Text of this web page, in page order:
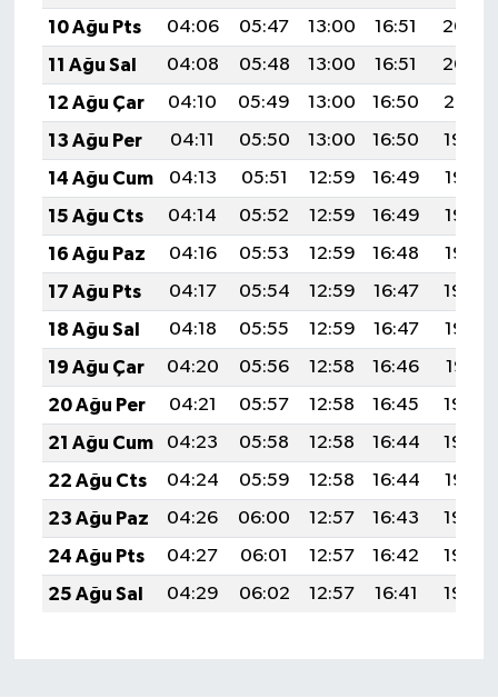
10 Ağu Pts
04:06 05:47 13:00 16:51
20:03
11 Ağu Sal
04:08 05:48 13:00 16:51
20:02
12 Ağu Çar
04:10 05:49 13:00 16:50
20:01
13 Ağu Per
04:11 05:50 13:00 16:50
19:59
14 Ağu Cum
04:13 05:51 12:59 16:49
19:58
15 Ağu Cts
04:14 05:52 12:59 16:49
19:57
16 Ağu Paz
04:16 05:53 12:59 16:48
19:55
17 Ağu Pts
04:17 05:54 12:59 16:47
19:54
18 Ağu Sal
04:18 05:55 12:59 16:47
19:52
19 Ağu Çar
04:20 05:56 12:58 16:46
19:51
20 Ağu Per
04:21 05:57 12:58 16:45
19:50
21 Ağu Cum
04:23 05:58 12:58 16:44
19:48
22 Ağu Cts
04:24 05:59 12:58 16:44
19:47
23 Ağu Paz
04:26 06:00 12:57 16:43
19:45
24 Ağu Pts
04:27 06:01 12:57 16:42
19:43
25 Ağu Sal
04:29 06:02 12:57 16:41 19:42